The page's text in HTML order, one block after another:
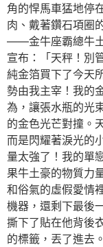
角的悍馬車猛地停
肉、戴著鑽石項圈
——金牛座霸總牛
宣布：「天秤！別
純金箔買下了今天
勢由我主宰！我的
為，讓張水瓶的光
的金色光芒對撞。
而是閃耀著淚光的
量太強了！我的單
果牛土豪的物質力
和俗氣的虛假愛情
機器，還剩下最後
撕下了貼在他背後
的標籤，丟了進去